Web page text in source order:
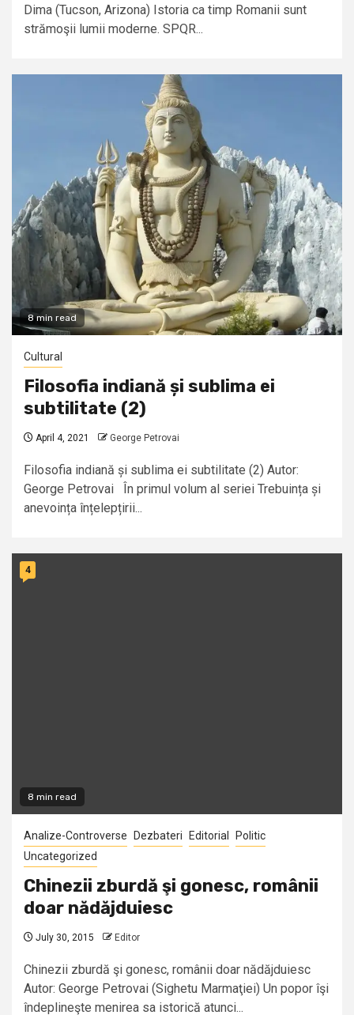
Dima (Tucson, Arizona) Istoria ca timp Romanii sunt
strămoşii lumii moderne. SPQR...
8 min read
Cultural
Filosofia indiană și sublima ei
subtilitate (2)
April 4, 2021 George Petrovai
Filosofia indiană și sublima ei subtilitate (2) Autor:
George Petrovai În primul volum al seriei Trebuința și
anevoința înțelepțirii...
8 min read
4
Analize-Controverse Dezbateri Editorial
Politic
Uncategorized
Chinezii zburdă şi gonesc, românii
doar nădăjduiesc
July 30, 2015 Editor
Chinezii zburdă şi gonesc, românii doar nădăjduiesc
Autor: George Petrovai (Sighetu Marmaţiei) Un popor îşi
îndeplineşte menirea sa istorică atunci...